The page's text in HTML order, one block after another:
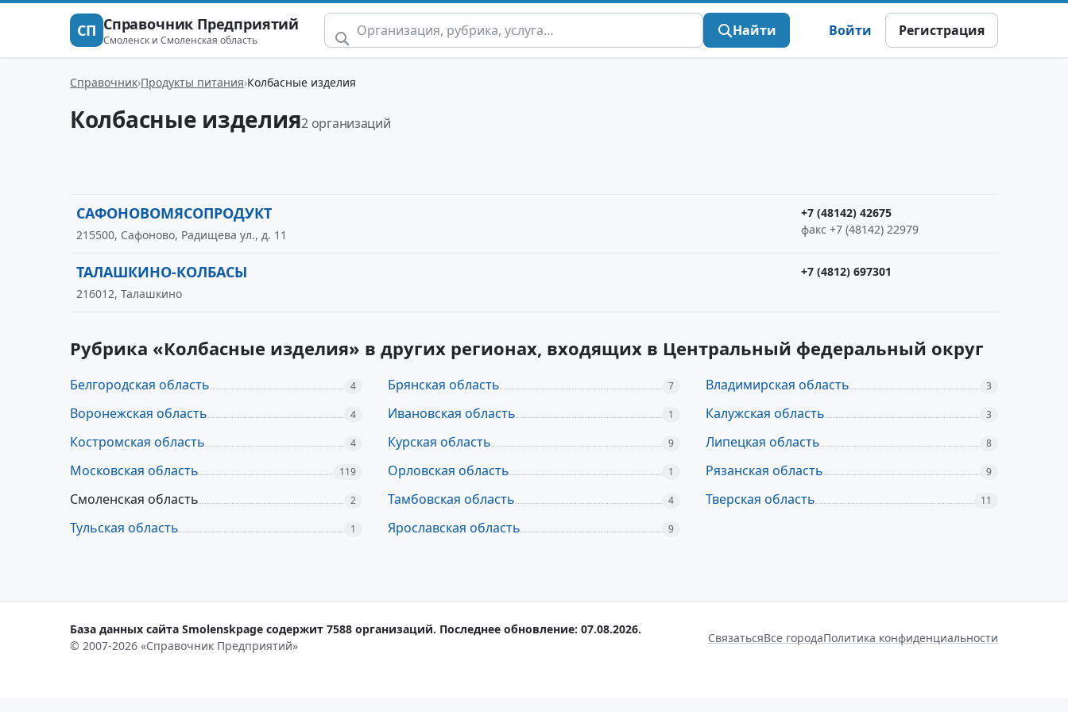
СП Справочник Предприятий
Смоленск и Смоленская область
Найти Войти Регистрация
Справочник Продукты питания Колбасные изделия
Колбасные изделия2 организаций
САФОНОВОМЯСОПРОДУКТ
+7 (48142) 42675
факс +7 (48142) 22979
215500, Сафоново, Радищева ул., д. 11
ТАЛАШКИНО-КОЛБАСЫ
+7 (4812) 697301
216012, Талашкино
Рубрика «Колбасные изделия» в других регионах, входящих в Центральный федеральный округ
Белгородская область 4 Брянская область 7 Владимирская область 3
Воронежская область 4 Ивановская область 1 Калужская область 3
Костромская область 4 Курская область 9 Липецкая область 8
Московская область 119 Орловская область 1 Рязанская область 9
Смоленская область 2 Тамбовская область 4 Тверская область 11
Тульская область 1 Ярославская область 9
База данных сайта Smolenskpage содержит 7588 организаций. Последнее обновление: 07.08.2026.
© 2007-2026 «Справочник Предприятий»
СвязатьсяВсе городаПолитика конфиденциальности